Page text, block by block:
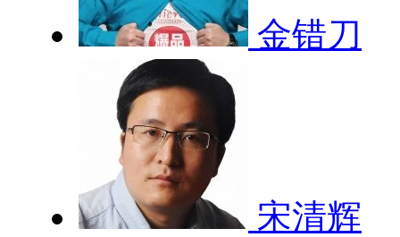
金错刀
宋清辉